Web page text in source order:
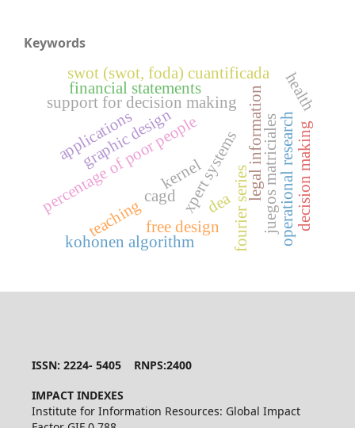
Keywords
fourier series
kernel
percentage of poor people legal information
support for decision making
xpert systems
swot (swot, foda) cuantificada
juegos matriciales
free design
graphic design
cagd
applications
teaching operational researchdecision making
health
kohonen algorithm
dea
financial statements
ISSN: 2224- 5405 RNPS:2400
IMPACT INDEXES
Institute for Information Resources: Global Impact